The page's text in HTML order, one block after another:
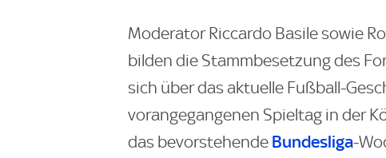
Moderator Riccardo Basile sowie
bilden die Stammbesetzung des
sich über das aktuelle Fußball-
vorangegangenen Spieltag in der
das bevorstehende Bundesliga-